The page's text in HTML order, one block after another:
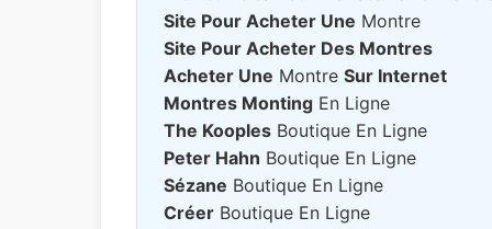
Site Pour Acheter Une Montre
Site Pour Acheter Des Montres
Acheter Une Montre Sur Internet
Montres Monting En Ligne
The Kooples Boutique En Ligne
Peter Hahn Boutique En Ligne
Sézane Boutique En Ligne
Créer Boutique En Ligne